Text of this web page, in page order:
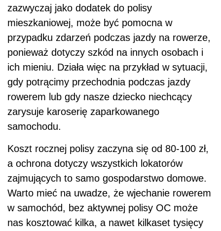
zazwyczaj jako dodatek do polisy
mieszkaniowej, może być pomocna w
przypadku zdarzeń podczas jazdy na rowerze,
ponieważ dotyczy szkód na innych osobach i
ich mieniu. Działa więc na przykład w sytuacji,
gdy potrącimy przechodnia podczas jazdy
rowerem lub gdy nasze dziecko niechcący
zarysuje karoserię zaparkowanego
samochodu.
Koszt rocznej polisy zaczyna się od 80-100 zł,
a ochrona dotyczy wszystkich lokatorów
zajmujących to samo gospodarstwo domowe.
Warto mieć na uwadze, że wjechanie rowerem
w samochód, bez aktywnej polisy OC może
nas kosztować kilka, a nawet kilkaset tysięcy